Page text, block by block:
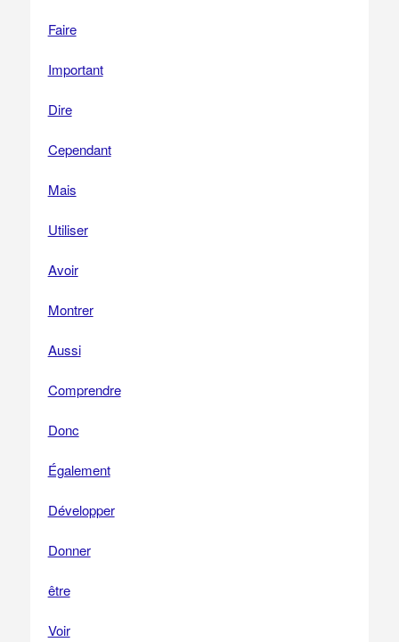
Faire
Important
Dire
Cependant
Mais
Utiliser
Avoir
Montrer
Aussi
Comprendre
Donc
Également
Développer
Donner
être
Voir